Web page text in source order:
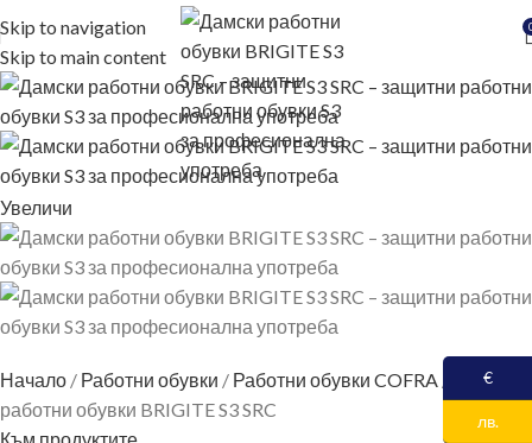
Skip to navigation
Skip to main content
Увеличи
Начало Работни обувки Работни обувки COFRA
Дамски
работни обувки BRIGITE S3 SRC
€
лв.